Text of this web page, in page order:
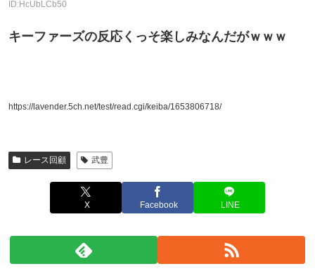
ID:HcUbLCb50
キーファーズの反応くっそ楽しみなんだがｗｗｗ
https://lavender.5ch.net/test/read.cgi/keiba/1653806718/
レース回顧 武豊
X Facebook LINE